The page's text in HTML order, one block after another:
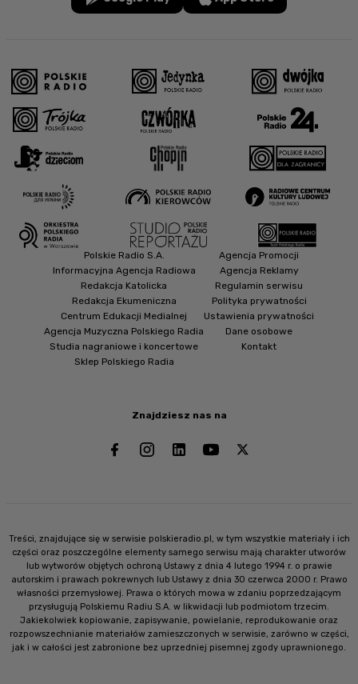
Znajdziesz nas na
Polskie Radio S.A.
Informacyjna Agencja Radiowa
Redakcja Katolicka
Redakcja Ekumeniczna
Centrum Edukacji Medialnej
Agencja Muzyczna Polskiego Radia
Studia nagraniowe i koncertowe
Sklep Polskiego Radia
Agencja Promocji
Agencja Reklamy
Regulamin serwisu
Polityka prywatności
Ustawienia prywatności
Dane osobowe
Kontakt
Treści, znajdujące się w serwisie polskieradio.pl, w tym wszystkie materiały i ich
części oraz poszczególne elementy samego serwisu mają charakter utworów
lub wytworów objętych ochroną Ustawy z dnia 4 lutego 1994 r. o prawie
autorskim i prawach pokrewnych lub Ustawy z dnia 30 czerwca 2000 r. Prawo
własności przemysłowej. Prawa o których mowa w zdaniu poprzedzającym
przysługują Polskiemu Radiu S.A. w likwidacji lub podmiotom trzecim.
Jakiekolwiek kopiowanie, zapisywanie, powielanie, reprodukowanie oraz
rozpowszechnianie materiałów zamieszczonych w serwisie, zarówno w części,
jak i w całości jest zabronione bez uprzedniej pisemnej zgody uprawnionego.